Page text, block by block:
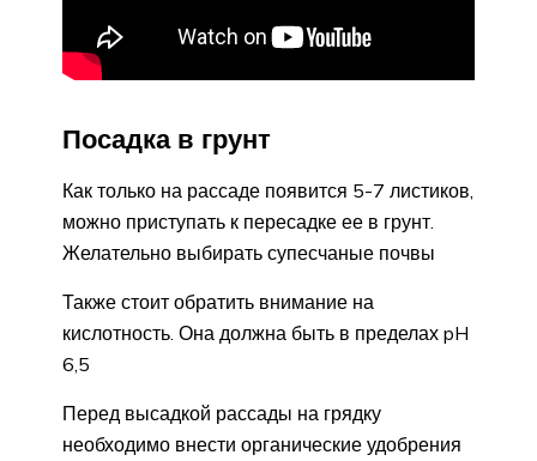
Посадка в грунт
Как только на рассаде появится 5-7 листиков,
можно приступать к пересадке ее в грунт.
Желательно выбирать супесчаные почвы
Также стоит обратить внимание на
кислотность. Она должна быть в пределах pH
6,5
Перед высадкой рассады на грядку
необходимо внести органические удобрения